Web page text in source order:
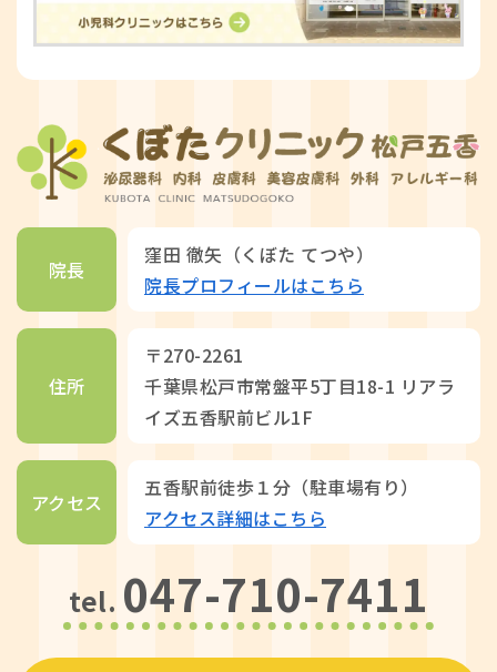
院長
窪田 徹矢（くぼた てつや）
院長プロフィールはこちら
住所
〒270-2261
千葉県松戸市常盤平5丁目18-1 リアラ
イズ五香駅前ビル1F
アクセス
五香駅前徒歩１分（駐車場有り）
アクセス詳細はこちら
tel. 047-710-7411